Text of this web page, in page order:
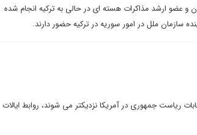
و عضو ارشد مذاکرات هسته ای در حالی به ترکیه انجام شده
سازمان ملل در امور سوریه در ترکیه حضور دارند.
ریاست جمهوری در آمریکا نزدیکتر می شوند، روابط ایالات